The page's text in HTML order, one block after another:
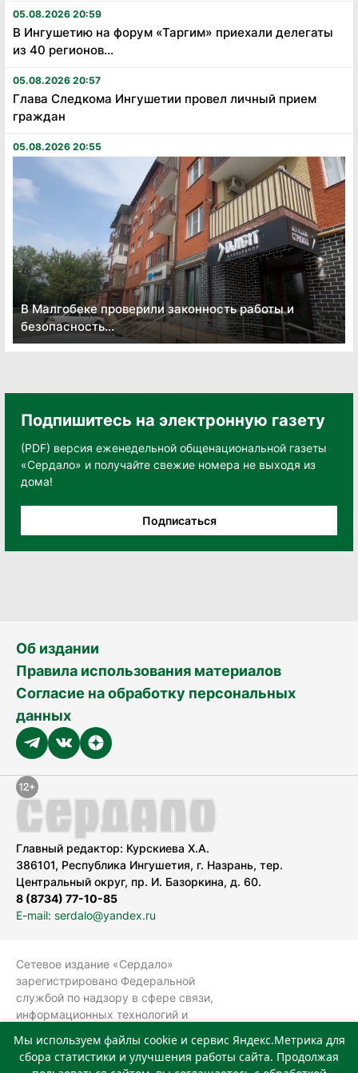
05.08.2026 20:59
В Ингушетию на форум «Таргим» приехали делегаты
из 40 регионов...
05.08.2026 20:57
Глава Следкома Ингушетии провел личный прием
граждан
05.08.2026 20:55
В Малгобеке проверили законность работы и
безопасность...
Подпишитесь на электронную газету
(PDF) версия еженедельной общенациональной газеты
«Сердало» и получайте свежие номера не выходя из
дома!
Подписаться
Об издании
Правила использования материалов
Согласие на обработку персональных
данных
Главный редактор: Курскиева Х.А.
386101, Республика Ингушетия, г. Назрань, тер.
Центральный округ, пр. И. Базоркина, д. 60.
8 (8734) 77-10-85
E-mail: serdalo@yandex.ru
Сетевое издание «Сердало»
зарегистрировано Федеральной
службой по надзору в сфере связи,
информационных технологий и
(Роскомнадзор).
Реестровая запись СМИ: ЭЛ № ФС 77-
Мы используем файлы cookie и сервис Яндекс.Метрика для
сбора статистики и улучшения работы сайта. Продолжая